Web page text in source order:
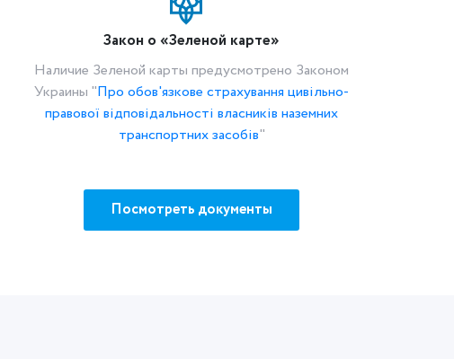
Закон о «Зеленой карте»
Наличие Зеленой карты предусмотрено Законом
Украины "Про обов'язкове страхування цивільно-
правової відповідальності власників наземних
транспортних засобів"
Посмотреть документы